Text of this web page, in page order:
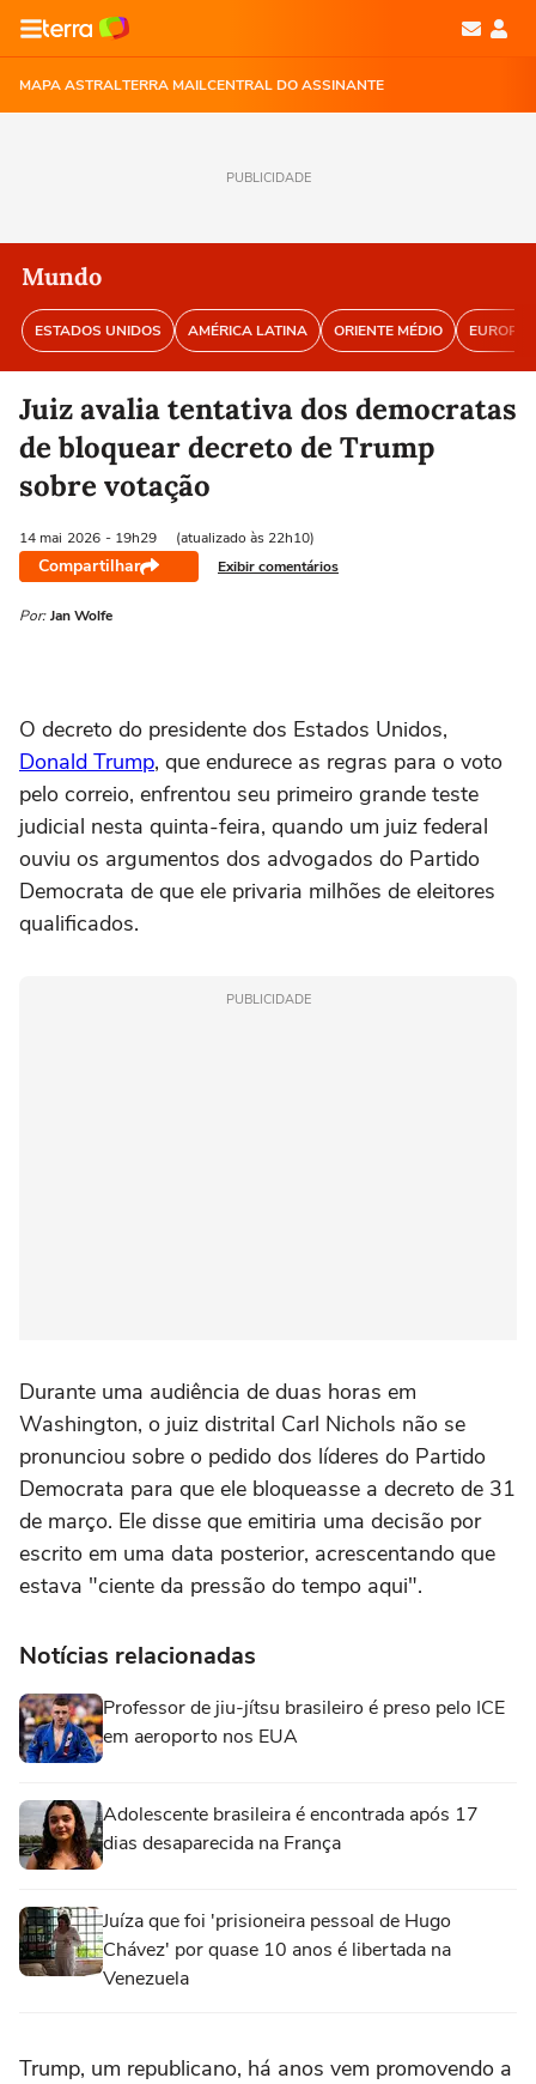
MAPA ASTRALTERRA MAILCENTRAL DO ASSINANTE
PUBLICIDADE
Mundo
ESTADOS UNIDOS AMÉRICA LATINA ORIENTE MÉDIO EUROPA
Juiz avalia tentativa dos democratas
de bloquear decreto de Trump
sobre votação
14 mai 2026 - 19h29 (atualizado às 22h10)
Compartilhar Exibir comentários
Por: Jan Wolfe
O decreto do presidente ‌dos Estados Unidos,
Donald Trump, que endurece as regras para o voto
pelo correio, enfrentou seu primeiro grande teste
judicial nesta quinta-feira, quando um juiz federal
ouviu os argumentos dos advogados do Partido
Democrata de que ele privaria milhões de eleitores
qualificados.
PUBLICIDADE
Durante uma audiência de ⁠duas horas em
Washington, o juiz distrital Carl Nichols não se
‌pronunciou sobre o pedido dos líderes do Partido
Democrata para que ele bloqueasse a decreto de 31
de março. Ele disse ‌que emitiria uma decisão por
escrito ‌em uma data posterior, acrescentando que
estava "ciente da pressão do ⁠tempo aqui".
Notícias relacionadas
Professor de jiu-jítsu brasileiro é preso pelo ICE
em aeroporto nos EUA
Adolescente brasileira é encontrada após 17
dias desaparecida na França
Juíza que foi 'prisioneira pessoal de Hugo
Chávez' por quase 10 anos é libertada na
Venezuela
Trump, um republicano, há anos vem promovendo a